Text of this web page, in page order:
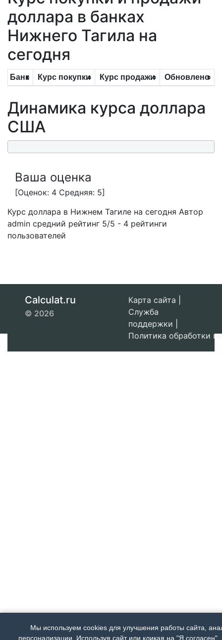
доллара в банках
Нижнего Тагила на
сегодня
Банк Курс покупки Курс продажи Обновлено
Динамика курса доллара
США
Ваша оценка
[Оценок: 4 Средняя: 5]
Курс доллара в Нижнем Тагиле на сегодня Автор
admin средний рейтинг 5/5 - 4 рейтинги
пользователей
Calculat.ru
© 2026
Карта сайта
Служба
поддержки
Политика обработки
Мы используем cookies для улучшения работы сайта,
персонализации. Используя сайт или кликая на "Я